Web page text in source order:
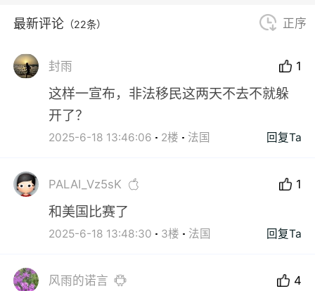
最新评论 （22条） 正序
封雨 1
这样一宣布，非法移民这两天不去不就躲
开了？
2025-6-18 13:46:06 2楼 法国 回复Ta
PALAI_Vz5sK 1
和美国比赛了
2025-6-18 13:48:30 3楼 法国 回复Ta
风雨的诺言 4